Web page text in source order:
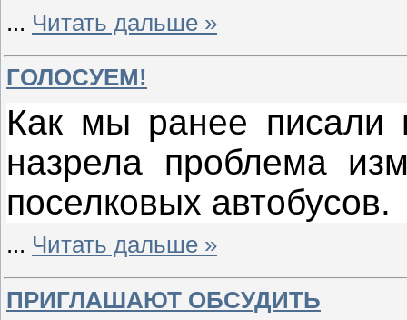
... Читать дальше »
ГОЛОСУЕМ!
Как мы ранее писали
назрела проблема
поселковых автобусов.
... Читать дальше »
ПРИГЛАШАЮТ ОБСУДИТЬ